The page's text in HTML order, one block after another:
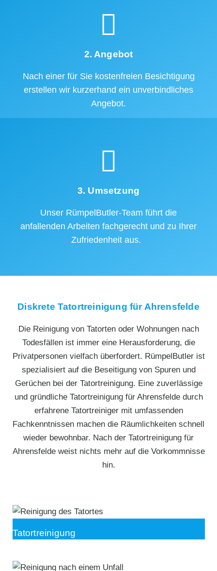
2. Angebot
Nach einer für Sie kostenfreien Besichtigung
erstellen wir kurzerhand ein unverbindliches
Angebot.
3. Umsetzung
Unser RümpelButler-Team führt die
anfallenden Arbeiten fachgerecht und zu Ihrer
Zufriedenheit aus.
Diskrete Tatortreinigung für Ahrensfelde
Die Reinigung von Tatorten oder Wohnungen nach
Todesfällen ist immer eine Herausforderung, die
Privatpersonen vielfach überfordert. RümpelButler ist
spezialisiert auf die Beseitigung von Spuren und
Gerüchen bei der Tatortreinigung. Eine zuverlässige
und gründliche Tatortreinigung für Ahrensfelde durch
erfahrene Tatortreiniger mit umfassenden
Fachkenntnissen machen die Räumlichkeiten schnell
wieder bewohnbar. Nach der Tatortreinigung für
Ahrensfelde weist nichts mehr auf die Vorkommnisse
hin.
Tatortreinigung